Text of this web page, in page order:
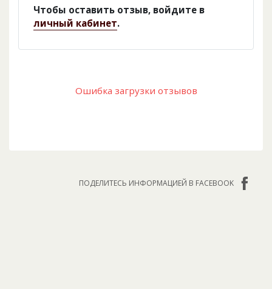
Чтобы оставить отзыв, войдите в
личный кабинет.
Ошибка загрузки отзывов
ПОДЕЛИТЕСЬ ИНФОРМАЦИЕЙ В FACEBOOK